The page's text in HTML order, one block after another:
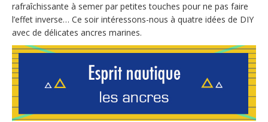
rafraîchissante à semer par petites touches pour ne pas faire
l’effet inverse… Ce soir intéressons-nous à quatre idées de DIY
avec de délicates ancres marines.